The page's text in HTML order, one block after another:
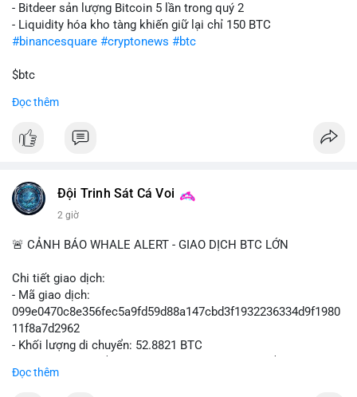
- Bitdeer sản lượng Bitcoin 5 lần trong quý 2
- Liquidity hóa kho tàng khiến giữ lại chỉ 150 BTC
#binancesquare #cryptonews #btc
$btc
#vlikevn
📰 Nguồn: Cointelegraph
Đọc thêm
Đội Trinh Sát Cá Voi
2 giờ
🚨 CẢNH BÁO WHALE ALERT - GIAO DỊCH BTC LỚN
Chi tiết giao dịch:
- Mã giao dịch:
099e0470c8e356fec5a9fd59d88a147cbd3f1932236334d9f1980
11f8a7d2962
- Khối lượng di chuyển: 52.8821 BTC
USD)
Đọc thêm